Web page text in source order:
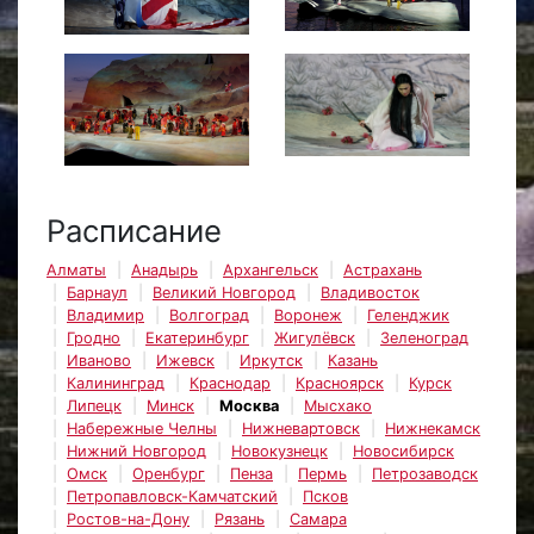
Расписание
Алматы Анадырь Архангельск
Астрахань
Барнаул
Великий Новгород
Владивосток
Владимир
Волгоград Воронеж
Геленджик
Гродно
Екатеринбург Жигулёвск
Зеленоград
Иваново
Ижевск Иркутск
Казань
Калининград
Краснодар Красноярск
Курск
Липецк
Минск Москва
Мысхако
Набережные Челны
Нижневартовск
Нижнекамск
Нижний Новгород
Новокузнецк
Новосибирск
Омск
Оренбург Пенза Пермь
Петрозаводск
Петропавловск-Камчатский
Псков
Ростов-на-Дону
Рязань
Самара